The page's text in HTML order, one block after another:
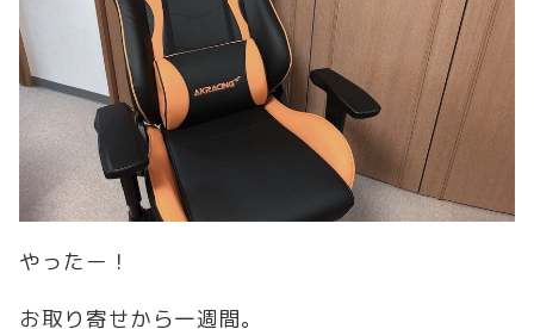
やったー！
お取り寄せから一週間。